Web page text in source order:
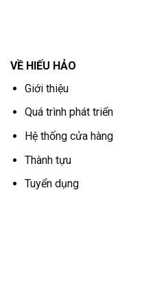
VỀ HIẾU HẢO
Giới thiệu
Quá trình phát triển
Hệ thống cửa hàng
Thành tựu
Tuyển dụng